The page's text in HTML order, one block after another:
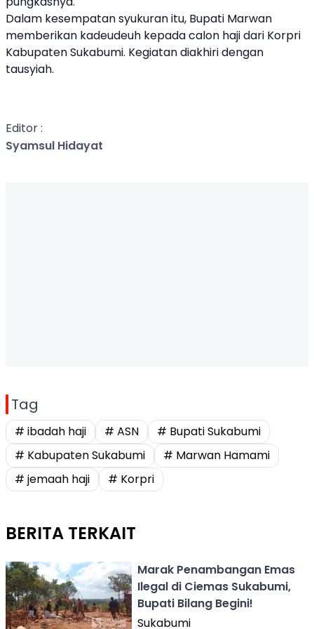
Dalam kesempatan syukuran itu, Bupati Marwan
memberikan kadeudeuh kepada calon haji dari Korpri
Kabupaten Sukabumi. Kegiatan diakhiri dengan
tausyiah.
Editor :
Syamsul Hidayat
Tag
# ibadah haji # ASN
# Bupati Sukabumi
# Kabupaten Sukabumi
# Marwan Hamami
# jemaah haji
# Korpri
BERITA TERKAIT
Marak Penambangan Emas
Ilegal di Ciemas Sukabumi,
Bupati Bilang Begini!
Sukabumi